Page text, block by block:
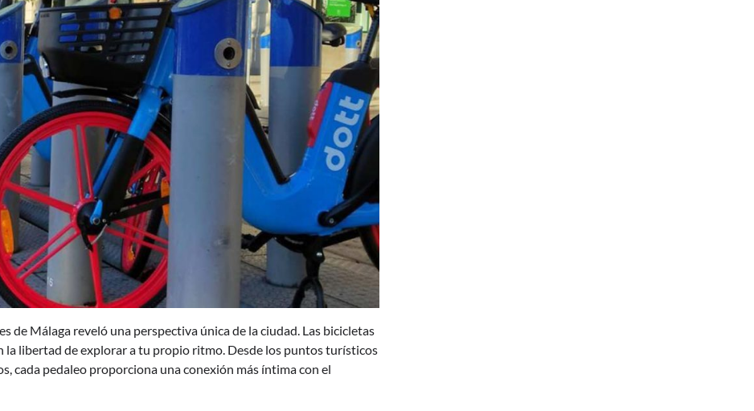
de Málaga reveló una perspectiva única de la ciudad. Las bicicletas
la libertad de explorar a tu propio ritmo. Desde los puntos turísticos
cada pedaleo proporciona una conexión más íntima con el